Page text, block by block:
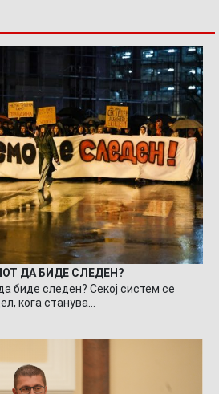
ДА БИДЕ СЛЕДЕН?
биде следен? Секој систем се
кога станува…